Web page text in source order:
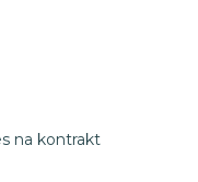
na kontrakt